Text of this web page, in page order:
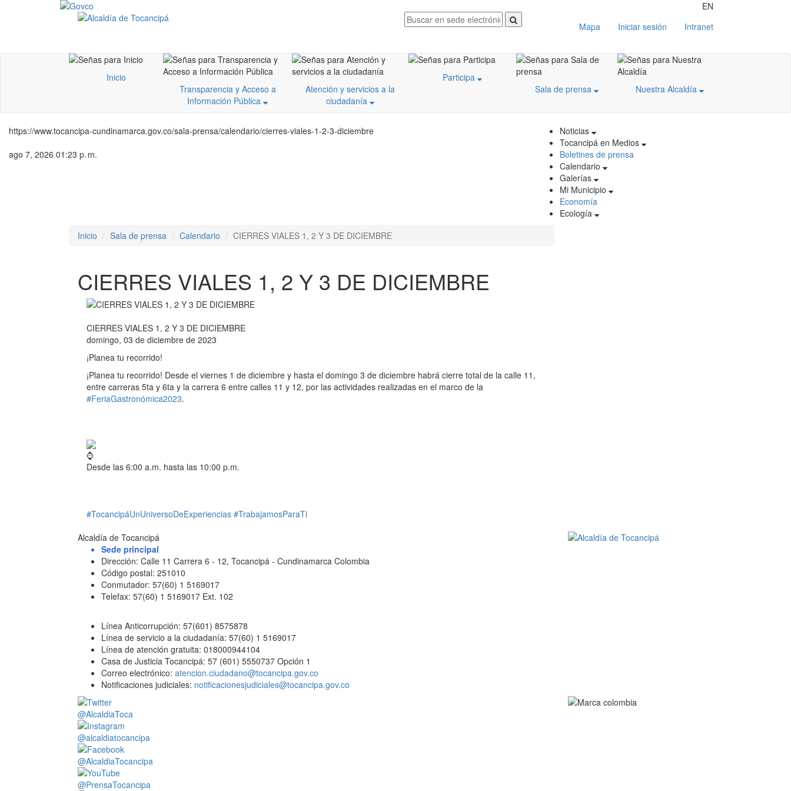
EN
Mapa
Iniciar sesión Intranet
Inicio
Transparencia y Acceso a
Información Pública
Atención y servicios a la
ciudadanía
Participa
Sala de prensa
Nuestra Alcaldía
https://www.tocancipa-cundinamarca.gov.co/sala-prensa/calendario/cierres-viales-1-2-3-diciembre
ago 7, 2026 01:23 p. m.
Noticias
Tocancipá en Medios
Boletines de prensa
Calendario
Galerías
Mi Municipio
Economía
Ecología
Inicio
Sala de prensa Calendario CIERRES VIALES 1, 2 Y 3 DE DICIEMBRE
CIERRES VIALES 1, 2 Y 3 DE DICIEMBRE
CIERRES VIALES 1, 2 Y 3 DE DICIEMBRE
domingo, 03 de diciembre de 2023
¡Planea tu recorrido!
¡Planea tu recorrido! Desde el viernes 1 de diciembre y hasta el domingo 3 de diciembre habrá cierre total de la calle 11,
entre carreras 5ta y 6ta y la carrera 6 entre calles 11 y 12, por las actividades realizadas en el marco de la
#FeriaGastronómica2023.
Desde las 6:00 a.m. hasta las 10:00 p.m.
#TocancipáUnUniversoDeExperiencias #TrabajamosParaTi
Alcaldía de Tocancipá
Sede principal
Dirección: Calle 11 Carrera 6 - 12, Tocancipá - Cundinamarca Colombia
Código postal: 251010
Conmutador: 57(60) 1 5169017
Telefax: 57(60) 1 5169017 Ext. 102
Línea Anticorrupción: 57(601) 8575878
Línea de servicio a la ciudadanía: 57(60) 1 5169017
Línea de atención gratuita: 018000944104
Casa de Justicia Tocancipá: 57 (601) 5550737 Opción 1
Correo electrónico: atencion.ciudadano@tocancipa.gov.co
Notificaciones judiciales: notificacionesjudiciales@tocancipa.gov.co
@AlcaldiaToca
@alcaldiatocancipa
@AlcaldiaTocancipa
@PrensaTocancipa